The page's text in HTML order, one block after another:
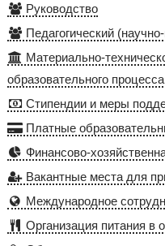
Руководство
Педагогический
Материально-
образовательного
Стипендии и меры
Платные
Финансово-
Вакантные места для
Международное
Организация питания в